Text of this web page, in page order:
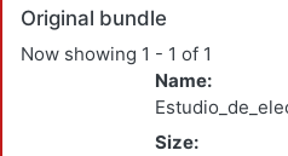
Original bundle
Now showing 1 - 1 of 1
Name:
Size: